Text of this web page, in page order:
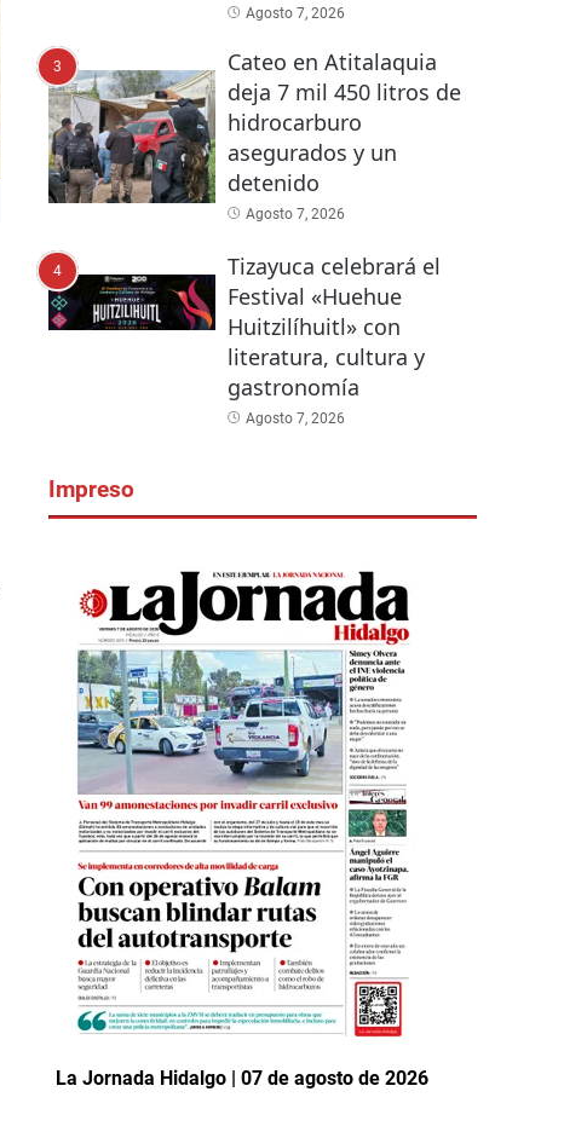
Agosto 7, 2026
3
Cateo en Atitalaquia
deja 7 mil 450 litros de
hidrocarburo
asegurados y un
detenido
Agosto 7, 2026
4
Tizayuca celebrará el
Festival «Huehue
Huitzilíhuitl» con
literatura, cultura y
gastronomía
Agosto 7, 2026
Impreso
La Jornada Hidalgo | 07 de agosto de 2026